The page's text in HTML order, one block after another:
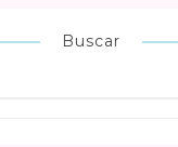
Buscar